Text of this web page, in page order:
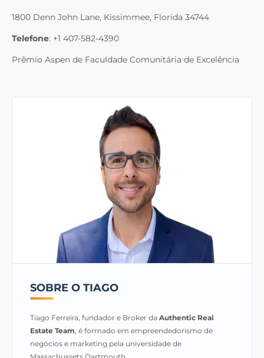
1800 Denn John Lane, Kissimmee, Florida 34744
Telefone: +1 407-582-4390
Prêmio Aspen de Faculdade Comunitária de Excelência
SOBRE O TIAGO
Tiago Ferreira, fundador e Broker da Authentic Real
Estate Team, é formado em empreendedorismo de
negócios e marketing pela universidade de